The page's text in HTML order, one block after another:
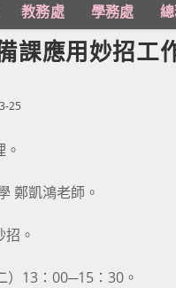
教務處 學務處
課應用妙招工
25
鄭凱鴻老師。
。
）13：00─15：30。